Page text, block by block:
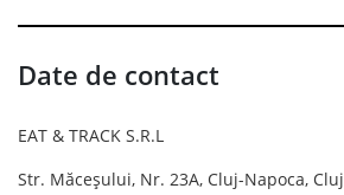
Date de contact
EAT & TRACK S.R.L
Str. Măceșului, Nr. 23A, Cluj-Napoca, Cluj